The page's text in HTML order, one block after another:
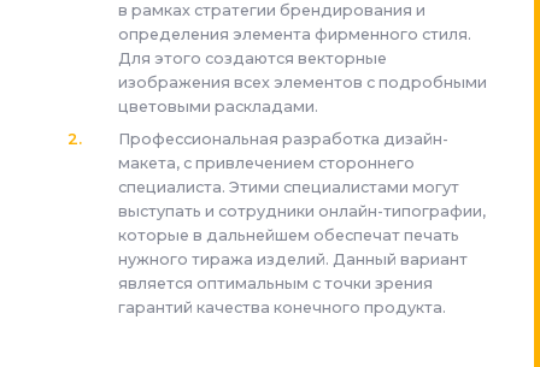
в рамках стратегии брендирования и
определения элемента фирменного стиля.
Для этого создаются векторные
изображения всех элементов с подробными
цветовыми раскладами.
Профессиональная разработка дизайн-
макета, с привлечением стороннего
специалиста. Этими специалистами могут
выступать и сотрудники онлайн-типографии,
которые в дальнейшем обеспечат печать
нужного тиража изделий. Данный вариант
является оптимальным с точки зрения
гарантий качества конечного продукта.